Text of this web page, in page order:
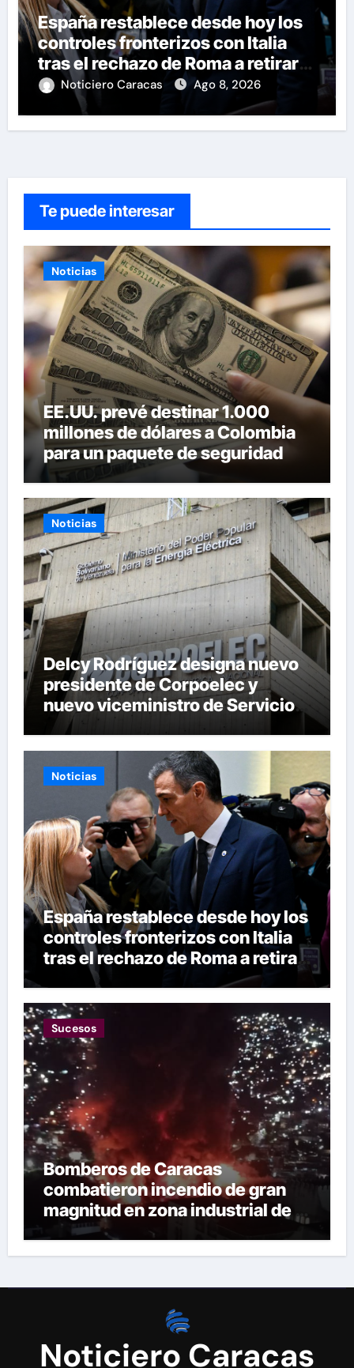
España restablece desde hoy los
controles fronterizos con Italia
tras el rechazo de Roma a retirar
las restricciones
Noticiero Caracas Ago 8, 2026
Te puede interesar
Noticias
EE.UU. prevé destinar 1.000
millones de dólares a Colombia
para un paquete de seguridad
Noticias
Delcy Rodríguez designa nuevo
presidente de Corpoelec y
nuevo viceministro de Servicios
Eléctricos
Noticias
España restablece desde hoy los
controles fronterizos con Italia
tras el rechazo de Roma a retirar
las restricciones
Sucesos
Bomberos de Caracas
combatieron incendio de gran
magnitud en zona industrial de El
Llanito
Noticiero Caracas